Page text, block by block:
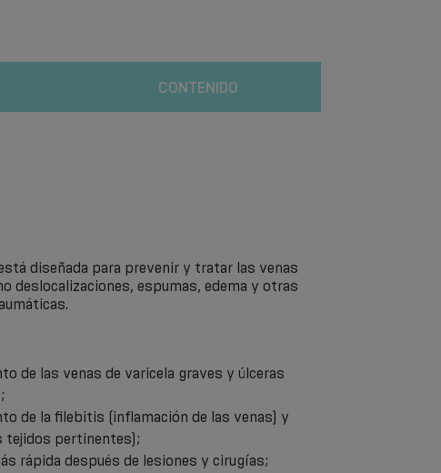
CONTENIDO
diseñada para prevenir y tratar las venas
deslocalizaciones, espumas, edema y otras
de las venas de varicela graves y úlceras
de la filebitis (inflamación de las venas) y
tejidos pertinentes);
rápida después de lesiones y cirugías;